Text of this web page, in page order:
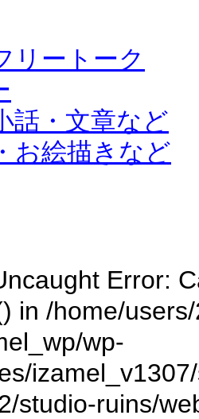
リートーク
話・文章など
お絵描きなど
Error:
in /home/
wp-
studio-ruins/